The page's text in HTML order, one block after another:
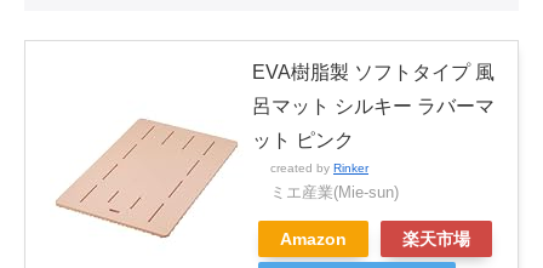
EVA樹脂製 ソフトタイプ 風
呂マット シルキー ラバーマ
ット ピンク
created by Rinker
ミエ産業(Mie-sun)
Amazon 楽天市場